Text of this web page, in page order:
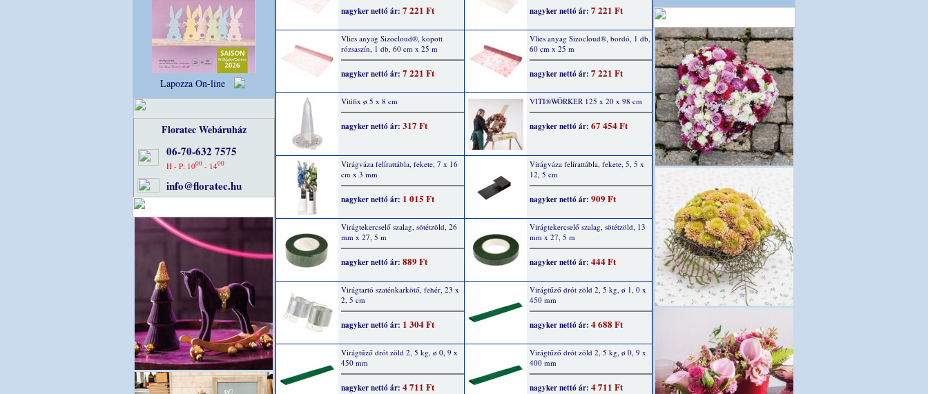
Lapozza On-line
Floratec Webáruház
06-70-632 7575
H - P: 1000- 1400
info@floratec.hu
nagyker nettó ár: 7 221 Ft nagyker nettó ár: 7 221 Ft
Vlies anyag Sizocloud®, kopott
rózsaszín, 1 db, 60 cm x 25 m
nagyker nettó ár: 7 221 Ft
Vlies anyag Sizocloud®, bordó, 1 db,
60 cm x 25 m
nagyker nettó ár: 7 221 Ft
Vitifix ø 5 x 8 cm
nagyker nettó ár: 317 Ft
VITI®WÖRKER 125 x 20 x 98 cm
nagyker nettó ár: 67 454 Ft
Virágváza felírattábla, fekete, 7 x 16
cm x 3 mm
nagyker nettó ár: 1 015 Ft
Virágváza felírattábla, fekete, 5, 5 x
12, 5 cm
nagyker nettó ár: 909 Ft
Virágtekercselő szalag, sötétzöld, 26
mm x 27, 5 m
nagyker nettó ár: 889 Ft
Virágtekercselő szalag, sötétzöld, 13
mm x 27, 5 m
nagyker nettó ár: 444 Ft
Virágtartó szaténkarkötő, fehér, 23 x
2, 5 cm
nagyker nettó ár: 1 304 Ft
Virágtűző drót zöld 2, 5 kg, ø 1, 0 x
450 mm
nagyker nettó ár: 4 688 Ft
Virágtűző drót zöld 2, 5 kg, ø 0, 9 x
450 mm
nagyker nettó ár: 4 711 Ft
Virágtűző drót zöld 2, 5 kg, ø 0, 9 x
400 mm
nagyker nettó ár: 4 711 Ft